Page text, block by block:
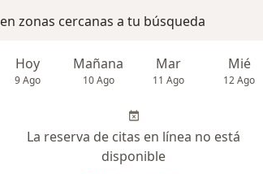
zonas cercanas a tu búsqueda
Hoy
9 Ago
Mañana
10 Ago
Mar
11 Ago
Mié
12 Ago
La reserva de citas en línea no está
disponible